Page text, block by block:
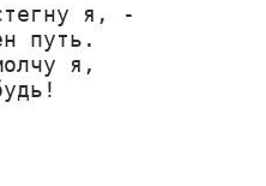
я, -
путь.
я,